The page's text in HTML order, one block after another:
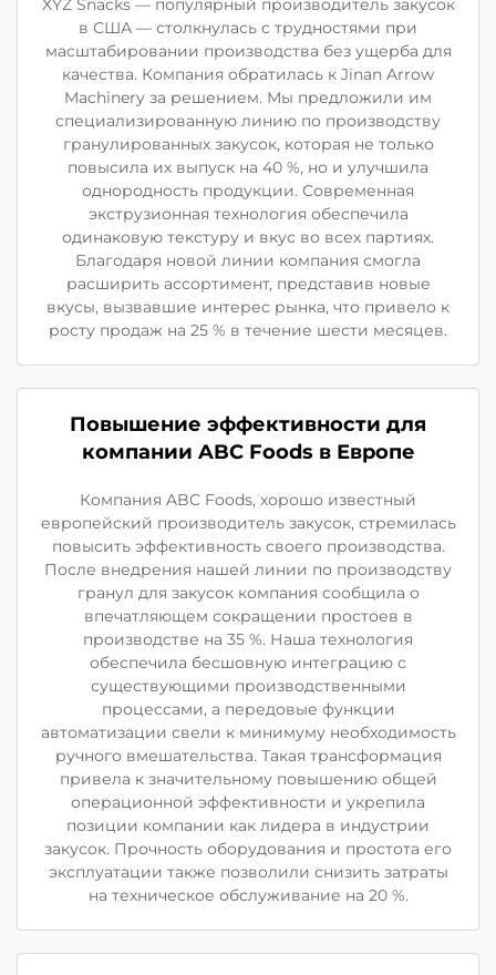
в США — столкнулась с трудностями при
масштабировании производства без ущерба для
качества. Компания обратилась к Jinan Arrow
Machinery за решением. Мы предложили им
специализированную линию по производству
гранулированных закусок, которая не только
повысила их выпуск на 40 %, но и улучшила
однородность продукции. Современная
экструзионная технология обеспечила
одинаковую текстуру и вкус во всех партиях.
Благодаря новой линии компания смогла
расширить ассортимент, представив новые
вкусы, вызвавшие интерес рынка, что привело к
росту продаж на 25 % в течение шести месяцев.
Повышение эффективности для
компании ABC Foods в Европе
Компания ABC Foods, хорошо известный
европейский производитель закусок, стремилась
повысить эффективность своего производства.
После внедрения нашей линии по производству
гранул для закусок компания сообщила о
впечатляющем сокращении простоев в
производстве на 35 %. Наша технология
обеспечила бесшовную интеграцию с
существующими производственными
процессами, а передовые функции
автоматизации свели к минимуму необходимость
ручного вмешательства. Такая трансформация
привела к значительному повышению общей
операционной эффективности и укрепила
позиции компании как лидера в индустрии
закусок. Прочность оборудования и простота его
эксплуатации также позволили снизить затраты
на техническое обслуживание на 20 %.